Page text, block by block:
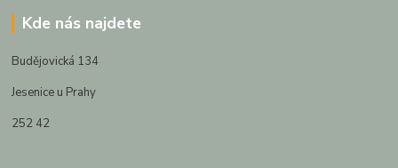
Kde nás najdete
Budějovická 134
Jesenice u Prahy
252 42